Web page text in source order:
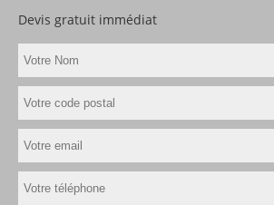
Devis gratuit immédiat